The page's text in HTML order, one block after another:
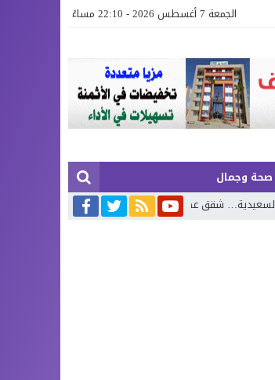
الجمعة 7 أغسطس 2026 - 22:10 مساءً
صحة وجمال
وفيلات فاخرة بإطلالة تجمع البحر وروعة الطبيعة